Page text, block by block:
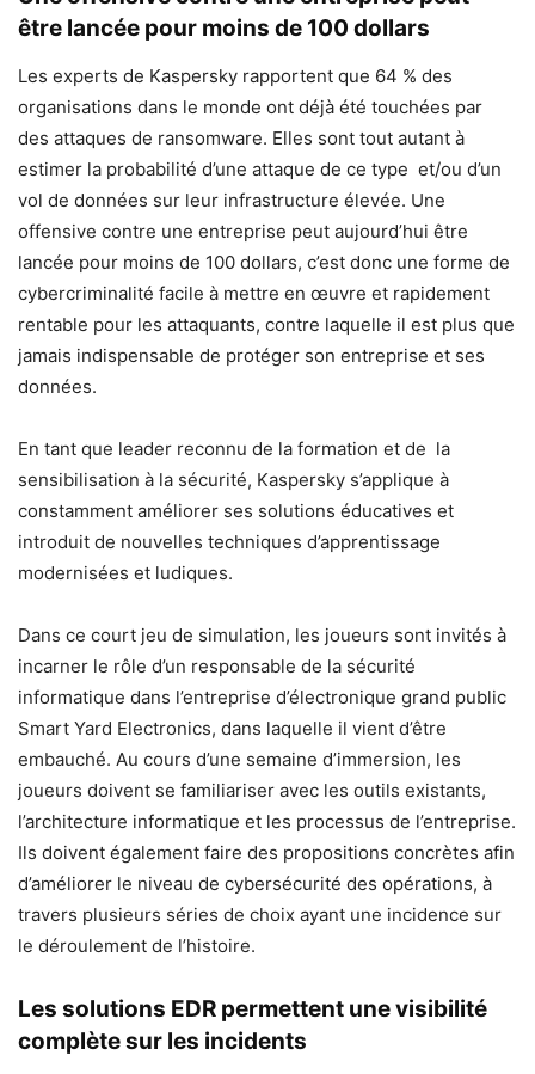
être lancée pour moins de 100 dollars
Les experts de Kaspersky rapportent que 64 % des
organisations dans le monde ont déjà été touchées par
des attaques de ransomware. Elles sont tout autant à
estimer la probabilité d’une attaque de ce type et/ou d’un
vol de données sur leur infrastructure élevée. Une
offensive contre une entreprise peut aujourd’hui être
lancée pour moins de 100 dollars, c’est donc une forme de
cybercriminalité facile à mettre en œuvre et rapidement
rentable pour les attaquants, contre laquelle il est plus que
jamais indispensable de protéger son entreprise et ses
données.
En tant que leader reconnu de la formation et de la
sensibilisation à la sécurité, Kaspersky s’applique à
constamment améliorer ses solutions éducatives et
introduit de nouvelles techniques d’apprentissage
modernisées et ludiques.
Dans ce court jeu de simulation, les joueurs sont invités à
incarner le rôle d’un responsable de la sécurité
informatique dans l’entreprise d’électronique grand public
Smart Yard Electronics, dans laquelle il vient d’être
embauché. Au cours d’une semaine d’immersion, les
joueurs doivent se familiariser avec les outils existants,
l’architecture informatique et les processus de l’entreprise.
Ils doivent également faire des propositions concrètes afin
d’améliorer le niveau de cybersécurité des opérations, à
travers plusieurs séries de choix ayant une incidence sur
le déroulement de l’histoire.
Les solutions EDR permettent une visibilité
complète sur les incidents